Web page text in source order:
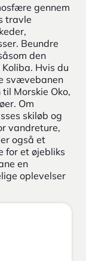
gennem
travle
Beundre
den
Hvis du
svævebanen
Morskie Oko,
Om
skiløb og
vandreture,
også et
for et øjebliks
en
oplevelser